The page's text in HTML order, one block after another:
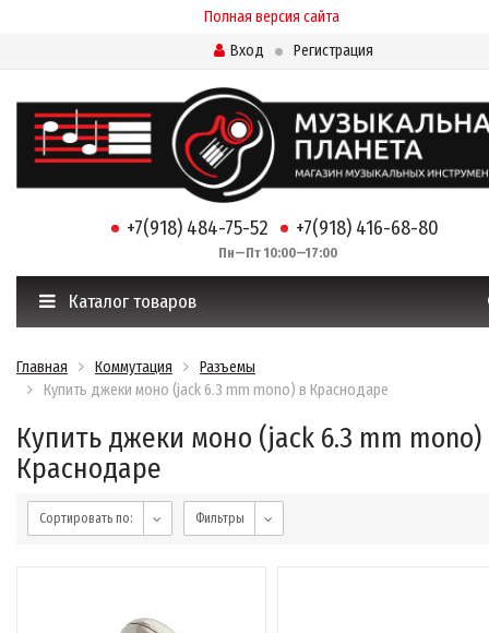
Полная версия сайта
Вход
Регистрация
+7(918) 484-75-52 +7(918) 416-68-80
Пн—Пт 10:00—17:00
Каталог товаров
Главная Коммутация
Разъемы
Купить джеки моно (jack 6.3 mm mono) в Краснодаре
Купить джеки моно (jack 6.3 mm mono)
Краснодаре
Сортировать по: Фильтры